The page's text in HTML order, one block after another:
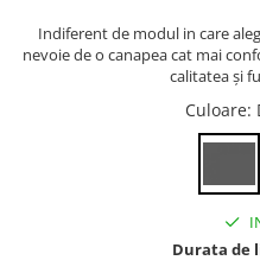
Indiferent de modul in care
nevoie de o canapea cat mai
calitatea și
Culoare:
Durata de